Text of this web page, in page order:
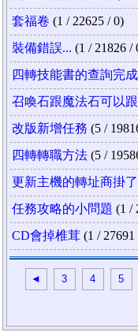
套福卷 (1 / 22625 / 0)
裝備錯誤... (1 / 21826 /
四轉技能書的查詢完
召喚石跟魔法石可以
改版新增任務 (5 /
四轉轉職方法 (5 /
更新主機的轉址商掛了
任務攻略的小問題 (1 /
CD會掉椎茸 (1 / 27691
◄ 3 4 5